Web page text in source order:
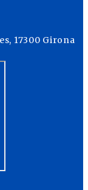
17300 Girona